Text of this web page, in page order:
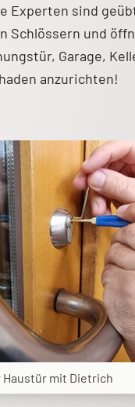
Experten sind
Schlössern und
Garage,
anzurichten!
mit Dietrich